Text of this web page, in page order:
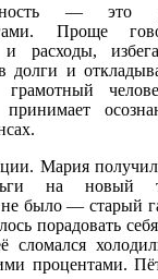
— это
Проще
расходы,
долги и
Мария
на новый
было — старый
порадовать
сломался
процентами.